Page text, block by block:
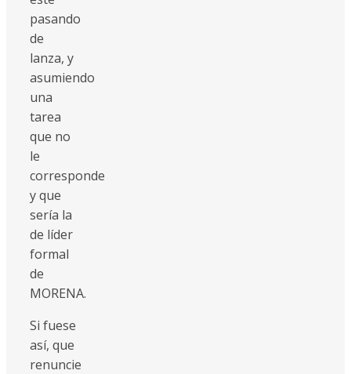
pasando
de
lanza, y
asumiendo
una
tarea
que no
le
corresponde
y que
sería la
de líder
formal
de
MORENA.
Si fuese
así, que
renuncie